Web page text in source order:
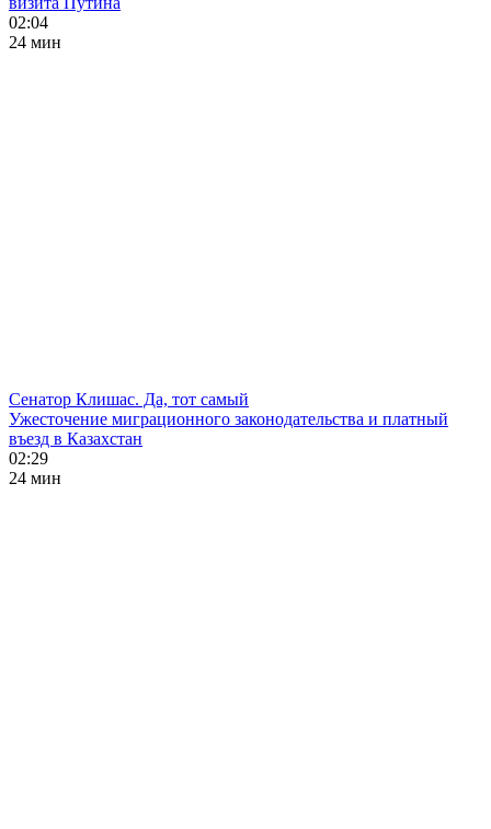
02:04
24 мин
Сенатор Клишас. Да, тот самый
Ужесточение миграционного законодательства и платный
въезд в Казахстан
02:29
24 мин